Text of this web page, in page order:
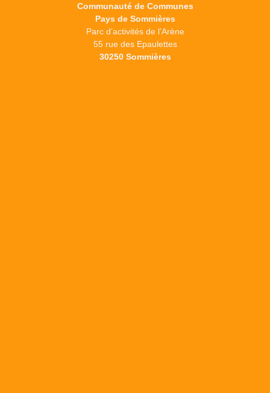
Communauté de Communes
Pays de Sommières
Parc d’activités de l’Arène
55 rue des Epaulettes
30250 Sommières